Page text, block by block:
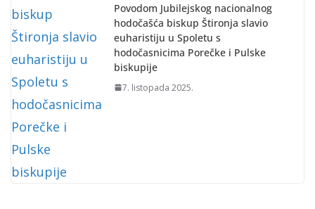
Povodom Jubilejskog nacionalnog
hodočašća biskup Štironja slavio
euharistiju u Spoletu s
hodočasnicima Porečke i Pulske
biskupije
7. listopada 2025.